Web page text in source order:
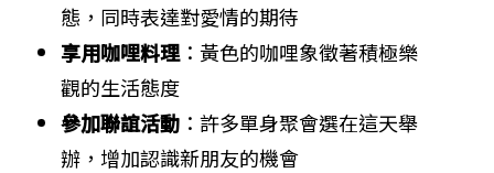
態，同時表達對愛情的期待
享用咖哩料理：黃色的咖哩象徵著積極樂
觀的生活態度
參加聯誼活動 ：許多單身聚會選在這天舉
辦，增加認識新朋友的機會